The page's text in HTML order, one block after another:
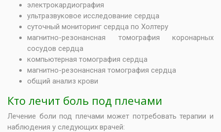
электрокардиография
ультразвуковое исследование сердца
суточный мониторинг сердца по Холтеру
магнитно-резонансная томография коронарных
сосудов сердца
компьютерная томография сердца
магнитно-резонансная томография сердца
общий анализ крови
Кто лечит боль под плечами
Лечение боли под плечами может потребовать терапии и
наблюдения у следующих врачей: